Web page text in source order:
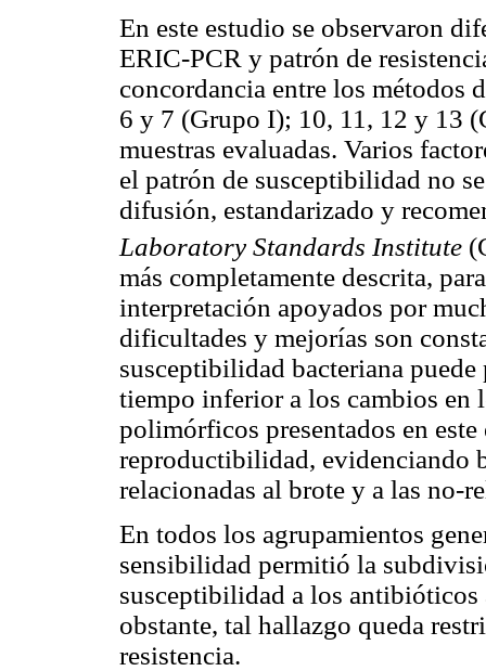
En este estudio se observaron
ERIC-PCR y patrón de
concordancia entre los métodos
6 y 7 (Grupo I); 10, 11, 12 y 13
muestras evaluadas. Varios
el patrón de susceptibilidad no
difusión, estandarizado y
Laboratory Standards Institute
más completamente descrita,
interpretación apoyados por
dificultades y mejorías son
susceptibilidad bacteriana puede
tiempo inferior a los cambios en
polimórficos presentados en
reproductibilidad, evidenciando
relacionadas al brote y a las no-
En todos los agrupamientos
sensibilidad permitió la
susceptibilidad a los
obstante, tal hallazgo queda
resistencia.